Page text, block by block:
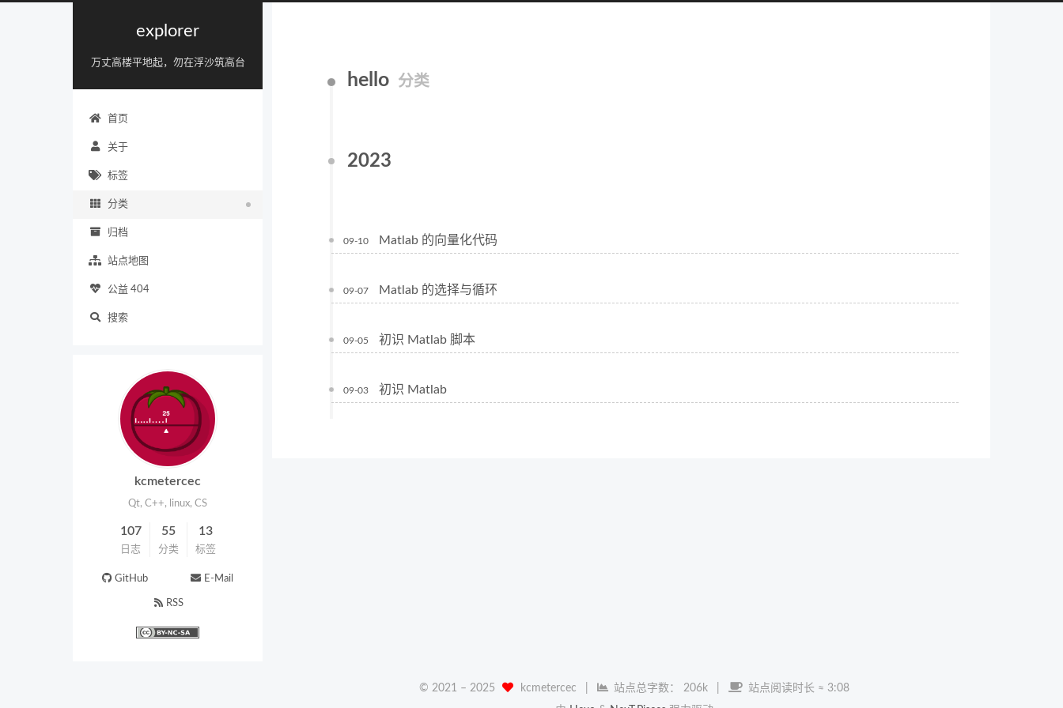
explorer
万丈高楼平地起，勿在浮沙筑高台
首页
关于
标签
分类
归档
站点地图
公益 404
搜索
hello 分类
2023
09-10 Matlab 的向量化代码
09-07 Matlab 的选择与循环
09-05 初识 Matlab 脚本
09-03 初识 Matlab
kcmetercec
Qt, C++, linux, CS
107
日志
55
分类
13
标签
GitHub E-Mail
RSS
© 2021 – 2025 kcmetercec 站点总字数： 206k 站点阅读时长 ≈ 3:08